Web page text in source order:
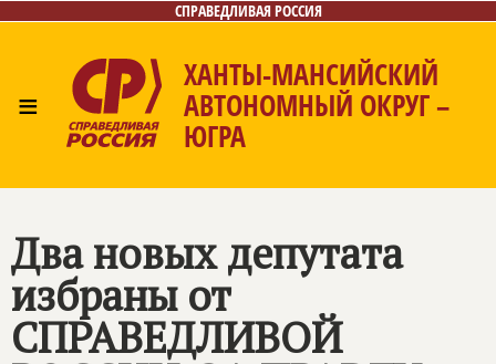
СПРАВЕДЛИВАЯ РОССИЯ
≡
ХАНТЫ-МАНСИЙСКИЙ
АВТОНОМНЫЙ ОКРУГ –
ЮГРА
Два новых депутата
избраны от
СПРАВЕДЛИВОЙ